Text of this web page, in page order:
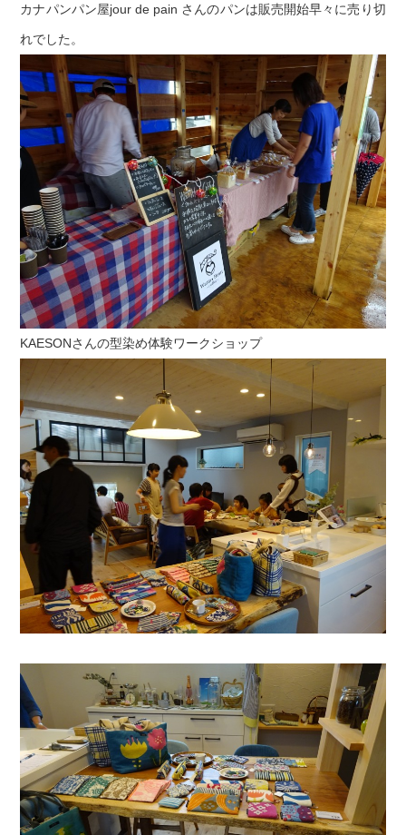
カナパンパン屋jour de pain さんのパンは販売開始早々に売り切
れでした。
KAESONさんの型染め体験ワークショップ